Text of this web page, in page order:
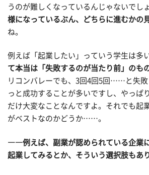
うのが難しくなっているんじゃないでし
様になっているぶん、どちらに進むかの
ね。
例えば「起業したい」っていう学生は多
て本当は「失敗するのが当たり前」のも
リコンバレーでも、3回4回5回……と失敗
っと成功することが多いですし、やっぱ
だけ大変なことなんですよ。それでも起
がベストなのかどうか……。
――例えば、副業が認められている企業
起業してみるとか、そういう選択肢もあ